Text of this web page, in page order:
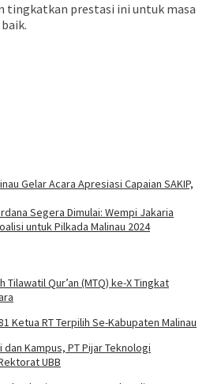
tingkatkan prestasi ini untuk masa
Gelar Acara Apresiasi Capaian SAKIP,
Segera Dimulai: Wempi Jakaria
untuk Pilkada Malinau 2024
Tilawatil Qur’an (MTQ) ke-X Tingkat
Ketua RT Terpilih Se-Kabupaten Malinau
Kampus, PT Pijar Teknologi
UBB